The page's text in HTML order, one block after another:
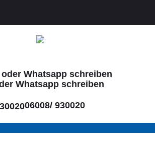
Whatsapp schreiben
06008/ 930020